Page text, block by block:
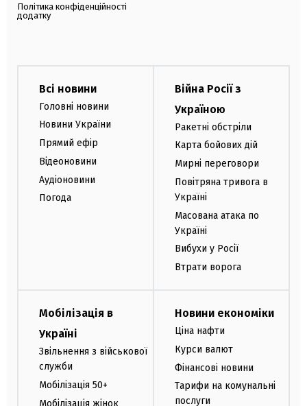
Політика конфіденційності
додатку
Всі новини
Головні новини
Новини України
Прямий ефір
Відеоновини
Аудіоновини
Погода
Війна Росії з
Україною
Ракетні обстріли
Карта бойових дій
Мирні переговори
Повітряна тривога в
Україні
Масована атака по
Україні
Вибухи у Росії
Втрати ворога
Мобілізація в
Україні
Звільнення з військової
служби
Мобілізація 50+
Мобілізація жінок
Новини економіки
Ціна нафти
Курси валют
Фінансові новини
Тарифи на комунальні
послуги